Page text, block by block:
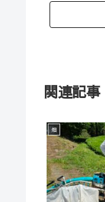
関連記事
畑